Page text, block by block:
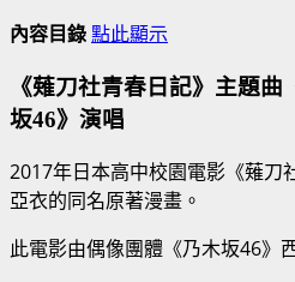
內容目錄點此顯示
《薙刀社青春日記》主題
坂46》演唱
2017年日本高中校園電影《薙刀
亞衣的同名原著漫畫。
此電影由偶像團體《乃木坂46》